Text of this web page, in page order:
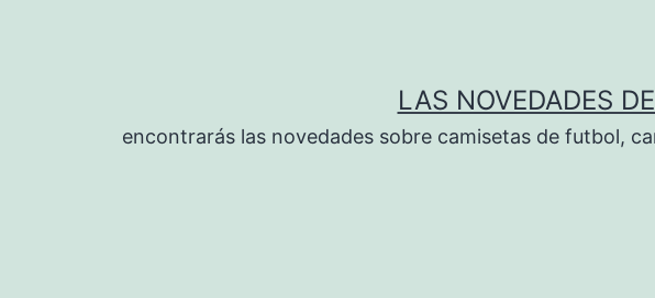
LAS NOVEDADES
encontrarás las novedades sobre camisetas de futbol,